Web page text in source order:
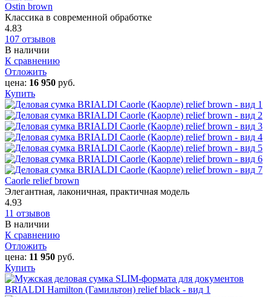
Ostin brown
Классика в современной обработке
4.83
107 отзывов
В наличии
К сравнению
Отложить
цена: 16 950 руб.
Купить
Caorle‎ relief brown
Элегантная, лаконичная, практичная модель
4.93
11 отзывов
В наличии
К сравнению
Отложить
цена: 11 950 руб.
Купить